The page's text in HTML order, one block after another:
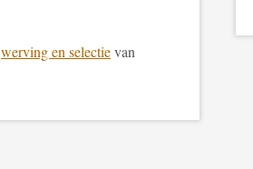
werving en selectievan